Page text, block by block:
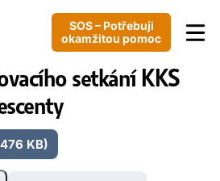
SOS – Potřebuji
okamžitou pomoc
setkání KKS
KB)